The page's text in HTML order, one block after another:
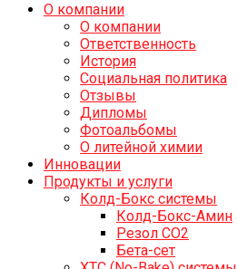
О компании
О компании
Ответственность
История
Социальная политика
Отзывы
Дипломы
Фотоальбомы
О литейной химии
Инновации
Продукты и услуги
Колд-Бокс системы
Колд-Бокс-Амин
Резол СО2
Бета-сет